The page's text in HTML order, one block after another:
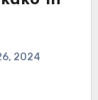
2024